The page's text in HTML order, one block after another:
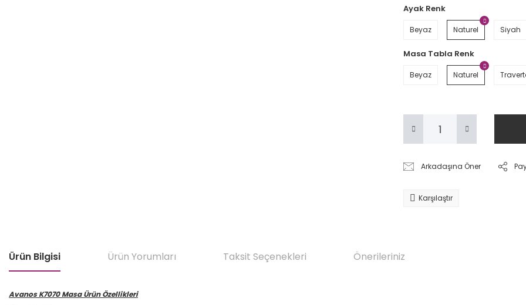
Ayak Renk
Beyaz Naturel Siyah
Masa Tabla Renk
Beyaz Naturel
Arkadaşına Öner
Karşılaştır
Ürün Bilgisi Ürün Yorumları Taksit Seçenekleri Önerileriniz
Avanos K7070 Masa Ürün Özellikleri